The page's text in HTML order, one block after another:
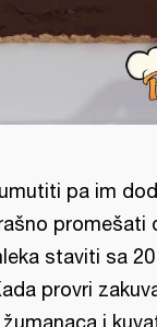
pa im
promešati
staviti sa
provri
i